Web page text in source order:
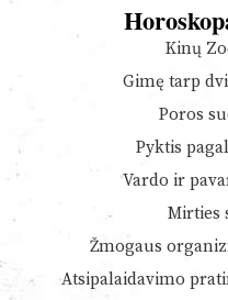
Kinų
Gimę tarp
Poros
Pyktis
Vardo ir
Mirties
Žmogaus
Atsipalaidavimo